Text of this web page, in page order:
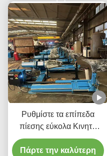
CE Εύκολη στη χρήση
Ρυθμίστε τα επίπεδα
πίεσης εύκολα Κινητή
λαβή ελέγχου χαμηλής
πίεσης Αλλαγή ελαστικών
Πάρτε την καλύτερη